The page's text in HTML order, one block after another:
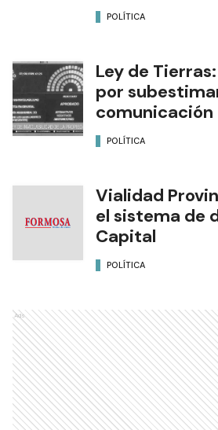
POLÍTICA
Ley de
por
comunicación
POLÍTICA
Vialidad
el sistema de
Capital
POLÍTICA
Ads